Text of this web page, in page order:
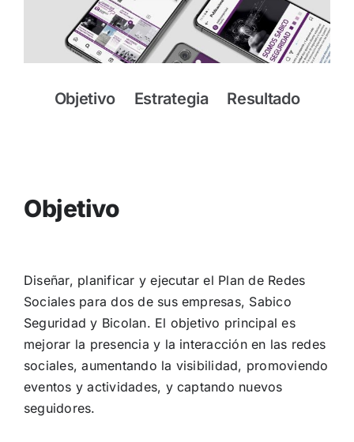
Objetivo Estrategia Resultado
Objetivo
Diseñar, planificar y ejecutar el Plan de Redes
Sociales para dos de sus empresas, Sabico
Seguridad y Bicolan. El objetivo principal es
mejorar la presencia y la interacción en las redes
sociales, aumentando la visibilidad, promoviendo
eventos y actividades, y captando nuevos
seguidores.